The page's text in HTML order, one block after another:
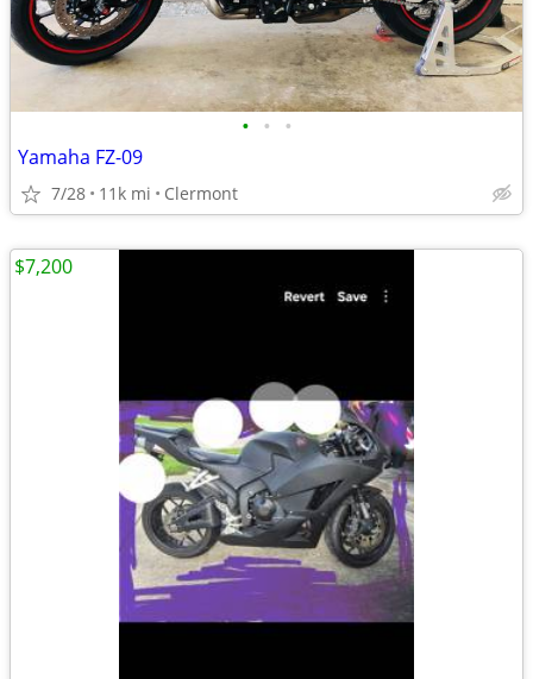
• • •
Yamaha FZ-09
7/28 11k mi Clermont
$7,200